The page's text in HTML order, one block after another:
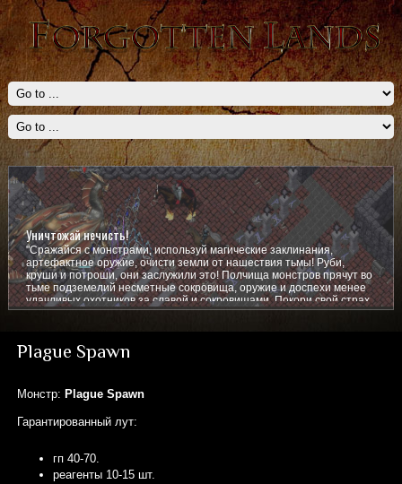
Уничтожай нечисть!
"Сражайся с монстрами, используй магические заклинания,
артефактное оружие, очисти земли от нашествия тьмы! Руби,
круши и потроши, они заслужили это! Полчища монстров прячут во
тьме подземелий несметные сокровища, оружие и доспехи менее
удачливых охотников за славой и сокровищами. Покори свой страх,
покажи им кто тут главный!
Plague Spawn
Монстр: Plague Spawn
Гарантированный лут:
гп 40-70.
реагенты 10-15 шт.